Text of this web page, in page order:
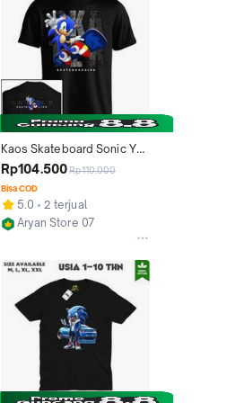
Kaos Skateboard Sonic YL-
204 Baju Anak Skater
Warna Hitam Cotton
Combed 24s
Rp104.500Rp110.000
Bisa COD
5.0
2 terjual
Aryan Store 07